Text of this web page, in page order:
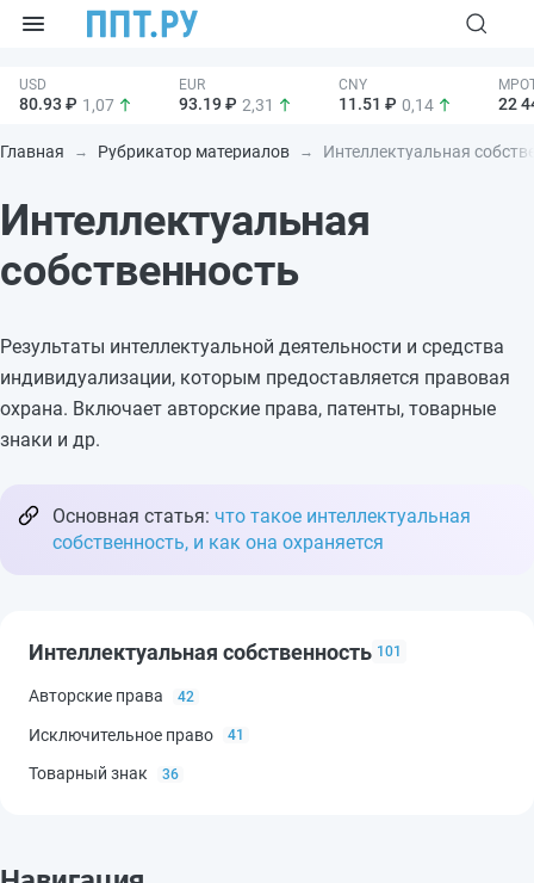
80.93 ₽ 1,07 93.19 ₽ 2,31 11.51 ₽ 0,14 22
Главная Рубрикатор материалов Интеллектуальная
Интеллектуальная
собственность
Результаты интеллектуальной деятельности и средства
индивидуализации, которым предоставляется правовая
охрана. Включает авторские права, патенты, товарные
знаки и др.
Основная статья: что такое интеллектуальная
собственность, и как она охраняется
Интеллектуальная собственность 101
Авторские права 42
Исключительное право 41
Товарный знак 36